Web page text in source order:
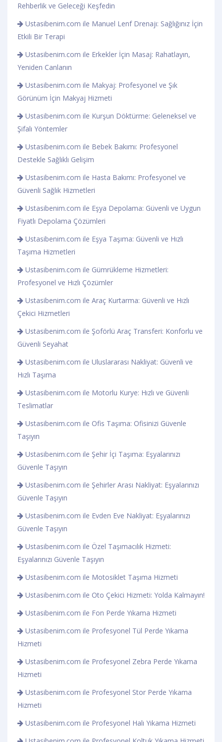
Rehberlik ve Geleceği Keşfedin
Ustasibenim.com ile Manuel Lenf Drenajı: Sağlığınız İçin
Etkili Bir Terapi
Ustasibenim.com ile Erkekler İçin Masaj: Rahatlayın,
Yeniden Canlanın
Ustasibenim.com ile Makyaj: Profesyonel ve Şık
Görünüm İçin Makyaj Hizmeti
Ustasibenim.com ile Kurşun Döktürme: Geleneksel ve
Şifalı Yöntemler
Ustasibenim.com ile Bebek Bakımı: Profesyonel
Destekle Sağlıklı Gelişim
Ustasibenim.com ile Hasta Bakımı: Profesyonel ve
Güvenli Sağlık Hizmetleri
Ustasibenim.com ile Eşya Depolama: Güvenli ve Uygun
Fiyatlı Depolama Çözümleri
Ustasibenim.com ile Eşya Taşıma: Güvenli ve Hızlı
Taşıma Hizmetleri
Ustasibenim.com ile Gümrükleme Hizmetleri:
Profesyonel ve Hızlı Çözümler
Ustasibenim.com ile Araç Kurtarma: Güvenli ve Hızlı
Çekici Hizmetleri
Ustasibenim.com ile Şoförlü Araç Transferi: Konforlu ve
Güvenli Seyahat
Ustasibenim.com ile Uluslararası Nakliyat: Güvenli ve
Hızlı Taşıma
Ustasibenim.com ile Motorlu Kurye: Hızlı ve Güvenli
Teslimatlar
Ustasibenim.com ile Ofis Taşıma: Ofisinizi Güvenle
Taşıyın
Ustasibenim.com ile Şehir İçi Taşıma: Eşyalarınızı
Güvenle Taşıyın
Ustasibenim.com ile Şehirler Arası Nakliyat: Eşyalarınızı
Güvenle Taşıyın
Ustasibenim.com ile Evden Eve Nakliyat: Eşyalarınızı
Güvenle Taşıyın
Ustasibenim.com ile Özel Taşımacılık Hizmeti:
Eşyalarınızı Güvenle Taşıyın
Ustasibenim.com ile Motosiklet Taşıma Hizmeti
Ustasibenim.com ile Oto Çekici Hizmeti: Yolda Kalmayın!
Ustasibenim.com ile Fon Perde Yıkama Hizmeti
Ustasibenim.com ile Profesyonel Tül Perde Yıkama
Hizmeti
Ustasibenim.com ile Profesyonel Zebra Perde Yıkama
Hizmeti
Ustasibenim.com ile Profesyonel Stor Perde Yıkama
Hizmeti
Ustasibenim.com ile Profesyonel Halı Yıkama Hizmeti